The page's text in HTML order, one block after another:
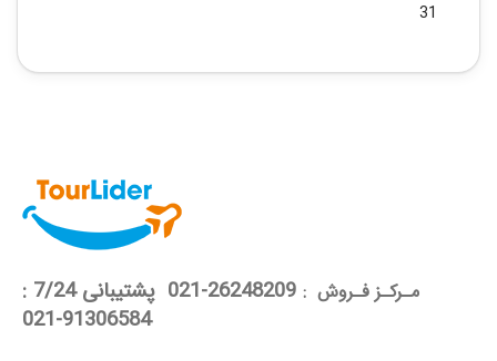
31
مـرکـز فـروش :
26248209-021 پشتیبانی 7/24 :
91306584-021